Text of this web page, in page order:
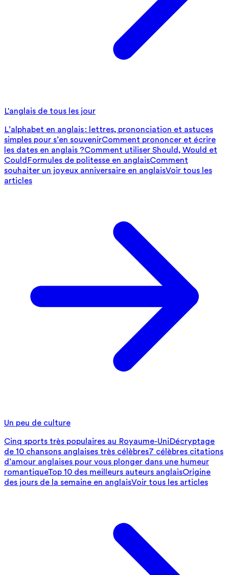
L'anglais de tous les jour
L’alphabet en anglais : lettres, prononciation et astuces
simples pour s’en souvenirComment prononcer et écrire
les dates en anglais ?Comment utiliser Should, Would et
Could Formules de politesse en anglaisComment
souhaiter un joyeux anniversaire en anglaisVoir tous les
articles
Un peu de culture
Cinq sports très populaires au Royaume-UniDécryptage
de 10 chansons anglaises très célèbres7 célèbres citations
d’amour anglaises pour vous plonger dans une humeur
romantiqueTop 10 des meilleurs auteurs anglaisOrigine
des jours de la semaine en anglaisVoir tous les articles